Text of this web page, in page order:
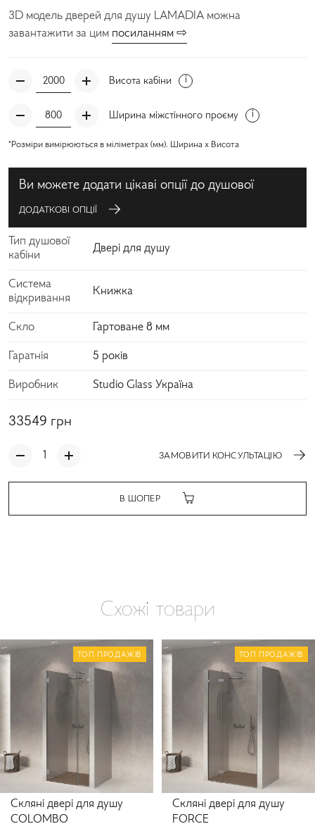
3D модель дверей для душу LAMADIA можна
завантажити за цим посиланням ⇨
Висота кабіни
Ширина міжстінного проєму
*Розміри вимірюються в міліметрах (мм). Ширина x Висота
Ви можете додати цікаві опції до душової
ДОДАТКОВІ ОПЦІЇ
Тип душової
кабіни
Двері для душу
Система
відкривання
Книжка
Скло Гартоване 8 мм
Гаратнія 5 років
Виробник Studio Glass Україна
33549 грн
В ШОПЕР
ЗАМОВИТИ КОНСУЛЬТАЦІЮ
Схожі товари
ТОП ПРОДАЖІВ
Скляні двері для душу
COLOMBO
ТОП ПРОДАЖІВ
Скляні двері для душу
FORCE